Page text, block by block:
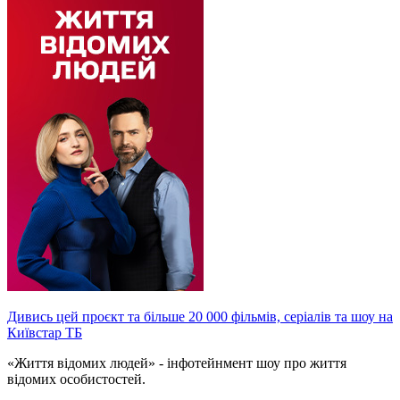
Дивись цей проєкт та більше 20 000 фільмів, серіалів та шоу на
Київстар ТБ
«Життя відомих людей» - інфотейнмент шоу про життя
відомих особистостей.